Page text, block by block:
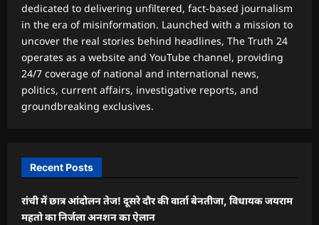
dedicated to delivering unfiltered, fact-based journalism
in the era of misinformation. Launched with a mission to
uncover the real stories behind headlines, The Truth 24
operates as a website and YouTube channel, providing
24/7 coverage of national and international news,
politics, current affairs, investigative reports, and
groundbreaking exclusives.
Recent Posts
रांची में छात्र आंदोलन तेज! दूसरे दौर की वार्ता बेनतीजा, विधायक जयराम
महतो का निर्जला अनशन का ऐलान